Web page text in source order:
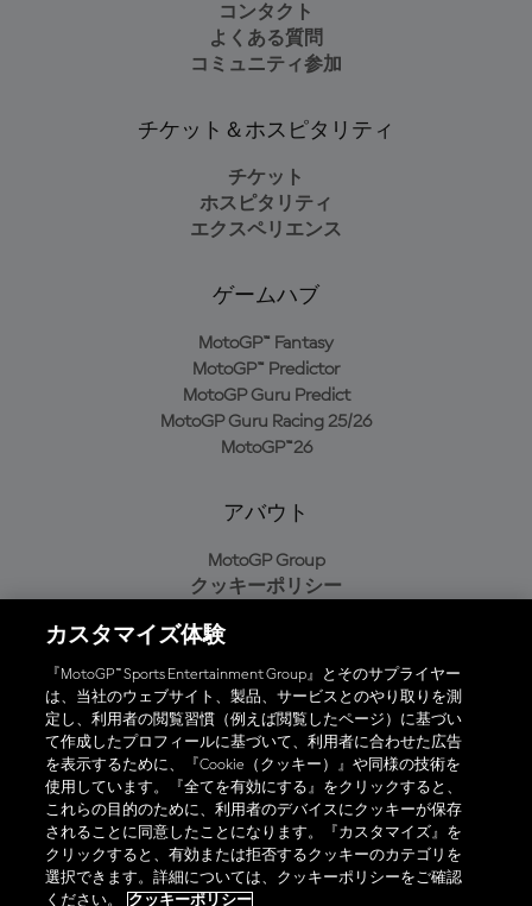
コンタクト
よくある質問
コミュニティ参加
チケット＆ホスピタリティ
チケット
ホスピタリティ
エクスペリエンス
ゲームハブ
MotoGP™ Fantasy
MotoGP™ Predictor
MotoGP Guru Predict
MotoGP Guru Racing 25/26
MotoGP™26
アバウト
MotoGP Group
クッキーポリシー
プライバシーポリシー
購入ポリシー
オフィシャルアプリ
© 2026 MotoGP Sports Entertainment Group. 全著作権所有。全ての
カスタマイズ体験
『MotoGP™ Sports Entertainment Group』とそのサプライヤー
は、当社のウェブサイト、製品、サービスとのやり取りを測
定し、利用者の閲覧習慣（例えば閲覧したページ）に基づい
て作成したプロフィールに基づいて、利用者に合わせた広告
を表示するために、『Cookie（クッキー）』や同様の技術を
使用しています。『全てを有効にする』をクリックすると、
これらの目的のために、利用者のデバイスにクッキーが保存
されることに同意したことになります。『カスタマイズ』を
クリックすると、有効または拒否するクッキーのカテゴリを
選択できます。詳細については、クッキーポリシーをご確認
ください。
クッキーポリシー